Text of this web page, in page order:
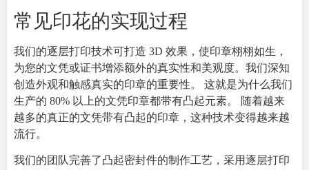
常见印花的实现过程
我们的逐层打印技术可打造 3D 效果， 使印章栩栩如生，
为您的文凭或证书增添额外的真实性和美观度。我们深知
创造外观和触感真实的印章的重要性。 这就是为什么我们
生产的 80% 以上的文凭印章都带有凸起元素。 随着越来
越多的真正的文凭带有凸起的印章，这种技术变得越来越
流行。
我们的团队完善了凸起密封件的制作工艺，采用逐层打印